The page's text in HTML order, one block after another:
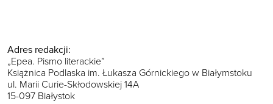
Adres redakcji:
„Epea. Pismo literackie”
Książnica Podlaska im. Łukasza Górnickiego w Białymstoku
ul. Marii Curie-Skłodowskiej 14A
15-097 Białystok